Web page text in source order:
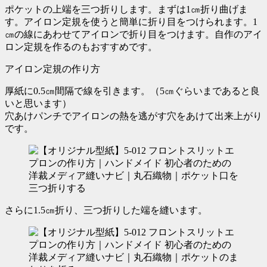
ポケットの上端を三つ折りします。まずは1㎝折り曲げま
す。アイロン定規を使うと簡単に折り目をつけられます。1
㎝の線にあわせてアイロンで折り目をつけます。自作のアイ
ロン定規を作るのもおすすめです。
アイロン定規の作り方
厚紙に0.5㎝間隔で線を引きます。（5㎝ぐらいまであると良
いと思います）
穴あけパンチでアイロンの熱を逃がす穴をあけて出来上がり
です。
さらに1.5㎝折り、三つ折りした端を縫います。